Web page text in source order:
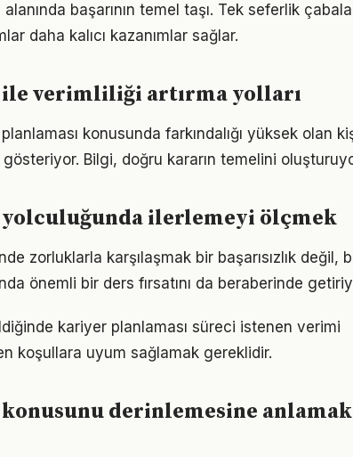
başarının temel taşı. Tek seferlik
daha kalıcı kazanımlar sağlar.
verimliliği artırma yolları
konusunda farkındalığı yüksek olan
Bilgi, doğru kararın temelini
ilerlemeyi ölçmek
zorluklarla karşılaşmak bir başarısızlık değil,
önemli bir ders fırsatını da beraberinde
kariyer planlaması süreci istenen verimi
koşullara uyum sağlamak gereklidir.
derinlemesine